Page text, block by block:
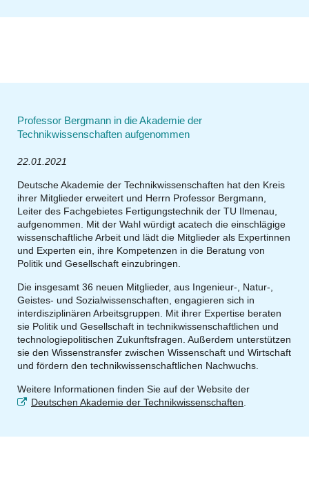
Professor Bergmann in die Akademie der
Technikwissenschaften aufgenommen
22.01.2021
Deutsche Akademie der Technikwissenschaften hat den Kreis
ihrer Mitglieder erweitert und Herrn Professor Bergmann,
Leiter des Fachgebietes Fertigungstechnik der TU Ilmenau,
aufgenommen. Mit der Wahl würdigt acatech die einschlägige
wissenschaftliche Arbeit und lädt die Mitglieder als Expertinnen
und Experten ein, ihre Kompetenzen in die Beratung von
Politik und Gesellschaft einzubringen.
Die insgesamt 36 neuen Mitglieder, aus Ingenieur-, Natur-,
Geistes- und Sozialwissenschaften, engagieren sich in
interdisziplinären Arbeitsgruppen. Mit ihrer Expertise beraten
sie Politik und Gesellschaft in technikwissenschaftlichen und
technologiepolitischen Zukunftsfragen. Außerdem unterstützen
sie den Wissenstransfer zwischen Wissenschaft und Wirtschaft
und fördern den technikwissenschaftlichen Nachwuchs.
Weitere Informationen finden Sie auf der Website der
Deutschen Akademie der Technikwissenschaften